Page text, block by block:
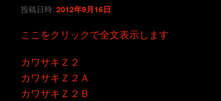
投稿日時:2012年9月16日
ここをクリックで全文表示します
カワサキＺ２
カワサキＺ２Ａ
カワサキＺ２Ｂ